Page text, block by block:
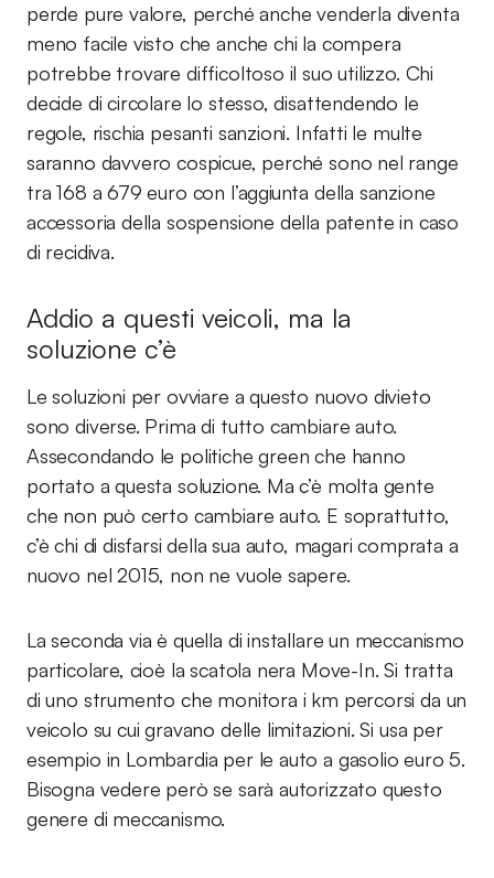
perde pure valore, perché anche venderla diventa
meno facile visto che anche chi la compera
potrebbe trovare difficoltoso il suo utilizzo. Chi
decide di circolare lo stesso, disattendendo le
regole, rischia pesanti sanzioni. Infatti le multe
saranno davvero cospicue, perché sono nel range
tra 168 a 679 euro con l’aggiunta della sanzione
accessoria della sospensione della patente in caso
di recidiva.
Addio a questi veicoli, ma la
soluzione c’è
Le soluzioni per ovviare a questo nuovo divieto
sono diverse. Prima di tutto cambiare auto.
Assecondando le politiche green che hanno
portato a questa soluzione. Ma c’è molta gente
che non può certo cambiare auto. E soprattutto,
c’è chi di disfarsi della sua auto, magari comprata a
nuovo nel 2015, non ne vuole sapere.
La seconda via è quella di installare un meccanismo
particolare, cioè la scatola nera Move-In. Si tratta
di uno strumento che monitora i km percorsi da un
veicolo su cui gravano delle limitazioni. Si usa per
esempio in Lombardia per le auto a gasolio euro 5.
Bisogna vedere però se sarà autorizzato questo
genere di meccanismo.